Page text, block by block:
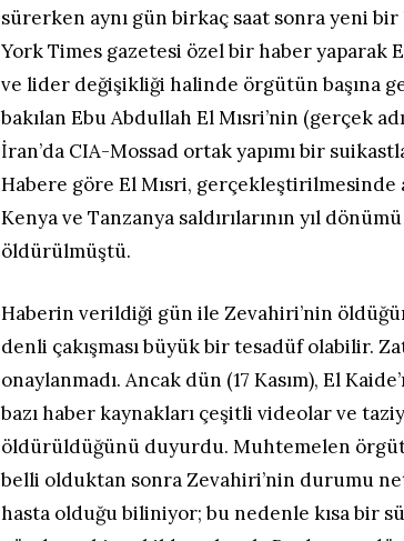
sürerken aynı gün birkaç saat sonra yeni
York Times gazetesi özel bir haber yaparak
ve lider değişikliği halinde örgütün başına
bakılan Ebu Abdullah El Mısri’nin (gerçek
İran’da CIA-Mossad ortak yapımı bir
Habere göre El Mısri, gerçekleştirilmesinde
Kenya ve Tanzanya saldırılarının yıl
öldürülmüştü.
Haberin verildiği gün ile Zevahiri’nin
denli çakışması büyük bir tesadüf olabilir.
onaylanmadı. Ancak dün (17 Kasım), El
bazı haber kaynakları çeşitli videolar ve
öldürüldüğünü duyurdu. Muhtemelen
belli olduktan sonra Zevahiri’nin durumu
hasta olduğu biliniyor; bu nedenle kısa bir